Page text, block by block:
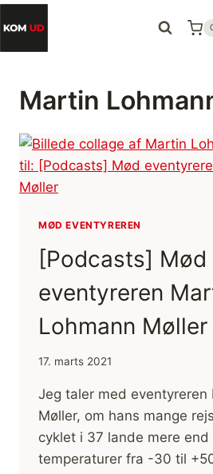
Fortsæt
til
indhold
Martin
MØD EVENTYREREN
[Podcasts] Mød
eventyreren
Lohmann Møller
17. marts 2021
Jeg taler med eventyreren
Møller, om hans mange
cyklet i 37 lande mere
temperaturer fra -30 til